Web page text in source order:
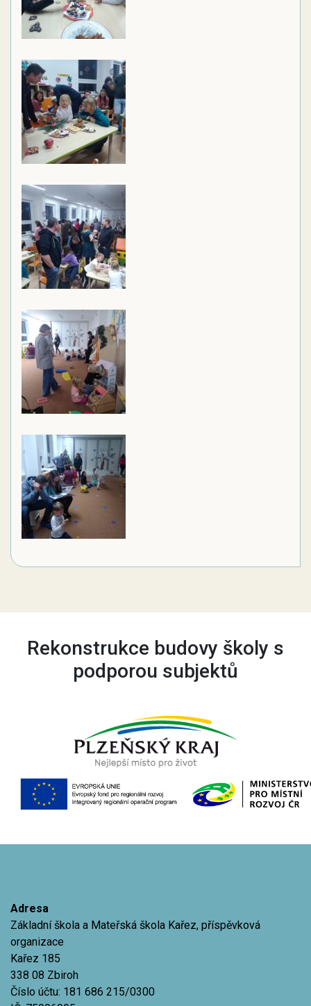
Rekonstrukce budovy školy s
podporou subjektů
Adresa
Základní škola a Mateřská škola Kařez, příspěvková
organizace
Kařez 185
338 08 Zbiroh
Číslo účtu: 181 686 215/0300